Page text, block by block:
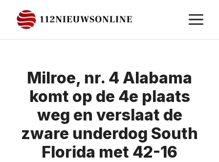
naar
de
Milroe, nr. 4 Alabama
komt op de 4e plaats
weg en verslaat de
zware underdog South
Florida met 42-16